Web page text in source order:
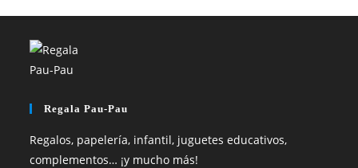
Regala Pau-Pau
Regalos, papelería, infantil, juguetes educativos,
complementos… ¡y mucho más!